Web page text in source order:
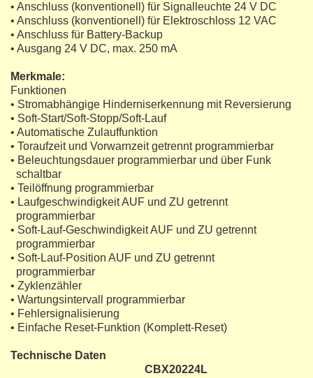
• Anschluss (konventionell) für Signalleuchte 24 V DC
• Anschluss (konventionell) für Elektroschloss 12 VAC
• Anschluss für Battery-Backup
• Ausgang 24 V DC, max. 250 mA
Merkmale:
Funktionen
• Stromabhängige Hinderniserkennung mit Reversierung
• Soft-Start/Soft-Stopp/Soft-Lauf
• Automatische Zulauffunktion
• Toraufzeit und Vorwarnzeit getrennt programmierbar
• Beleuchtungsdauer programmierbar und über Funk
schaltbar
• Teilöffnung programmierbar
• Laufgeschwindigkeit AUF und ZU getrennt
programmierbar
• Soft-Lauf-Geschwindigkeit AUF und ZU getrennt
programmierbar
• Soft-Lauf-Position AUF und ZU getrennt
programmierbar
• Zyklenzähler
• Wartungsintervall programmierbar
• Fehlersignalisierung
• Einfache Reset-Funktion (Komplett-Reset)
Technische Daten
CBX20224L